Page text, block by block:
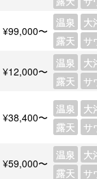
¥99,000〜
温泉
大
露天
サ
¥12,000〜
温泉
大
露天
サ
¥38,400〜
温泉
大
露天
サ
¥59,000〜
温泉
大
露天
サ